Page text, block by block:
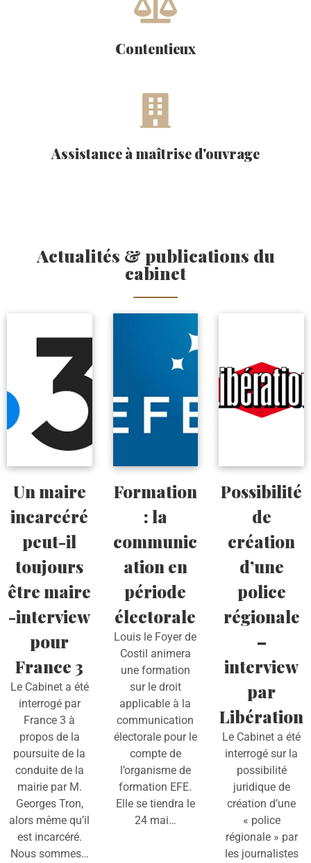
Contentieux
Assistance à maîtrise d'ouvrage
Actualités & publications du
cabinet
Un maire
incarcéré
peut-il
toujours
être maire
-interview
pour
France 3
Le Cabinet a été
interrogé par
France 3 à
propos de la
poursuite de la
conduite de la
mairie par M.
Georges Tron,
alors même qu’il
est incarcéré.
Nous sommes…
Formation
: la
communic
ation en
période
électorale
Louis le Foyer de
Costil animera
une formation
sur le droit
applicable à la
communication
électorale pour le
compte de
l’organisme de
formation EFE.
Elle se tiendra le
24 mai…
Possibilité
de
création
d’une
police
régionale
–
interview
par
Libération
Le Cabinet a été
interrogé sur la
possibilité
juridique de
création d’une
« police
régionale » par
les journalistes